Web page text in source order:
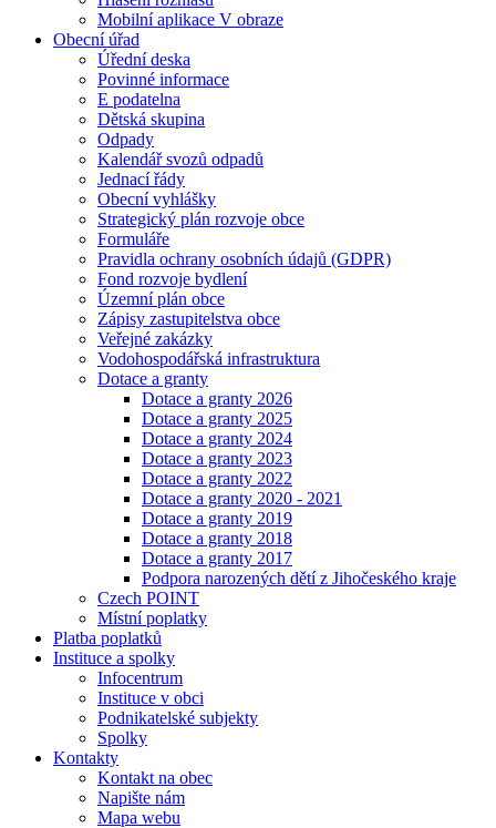
Mobilní aplikace V obraze
Obecní úřad
Úřední deska
Povinné informace
E podatelna
Dětská skupina
Odpady
Kalendář svozů odpadů
Jednací řády
Obecní vyhlášky
Strategický plán rozvoje obce
Formuláře
Pravidla ochrany osobních údajů (GDPR)
Fond rozvoje bydlení
Územní plán obce
Zápisy zastupitelstva obce
Veřejné zakázky
Vodohospodářská infrastruktura
Dotace a granty
Dotace a granty 2026
Dotace a granty 2025
Dotace a granty 2024
Dotace a granty 2023
Dotace a granty 2022
Dotace a granty 2020 - 2021
Dotace a granty 2019
Dotace a granty 2018
Dotace a granty 2017
Podpora narozených dětí z Jihočeského kraje
Czech POINT
Místní poplatky
Platba poplatků
Instituce a spolky
Infocentrum
Instituce v obci
Podnikatelské subjekty
Spolky
Kontakty
Kontakt na obec
Napište nám
Mapa webu